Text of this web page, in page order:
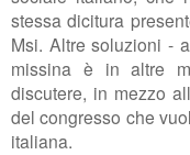
stessa dicitura
Msi. Altre soluzioni -
missina è in altre
discutere, in mezzo
del congresso che
italiana.